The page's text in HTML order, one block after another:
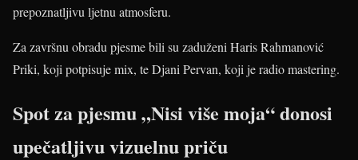
prepoznatljivu ljetnu atmosferu.
Za završnu obradu pjesme bili su zaduženi Haris Rahmanović
Priki, koji potpisuje mix, te Djani Pervan, koji je radio mastering.
Spot za pjesmu „Nisi više moja“ donosi
upečatljivu vizuelnu priču